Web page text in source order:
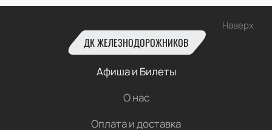
Наверх
ДК ЖЕЛЕЗНОДОРОЖНИКОВ
Афиша и Билеты
О нас
Оплата и доставка